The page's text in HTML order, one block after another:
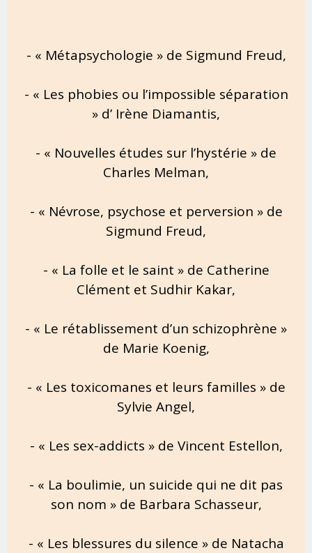
- « Métapsychologie » de Sigmund Freud,
- « Les phobies ou l’impossible séparation
» d’ Irène Diamantis,
- « Nouvelles études sur l’hystérie » de
Charles Melman,
- « Névrose, psychose et perversion » de
Sigmund Freud,
- « La folle et le saint » de Catherine
Clément et Sudhir Kakar,
- « Le rétablissement d’un schizophrène »
de Marie Koenig,
- « Les toxicomanes et leurs familles » de
Sylvie Angel,
- « Les sex-addicts » de Vincent Estellon,
- « La boulimie, un suicide qui ne dit pas
son nom » de Barbara Schasseur,
- « Les blessures du silence » de Natacha